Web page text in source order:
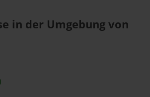
in der Umgebung von